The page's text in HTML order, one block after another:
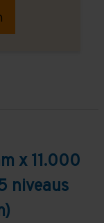
x 11.000
niveaus